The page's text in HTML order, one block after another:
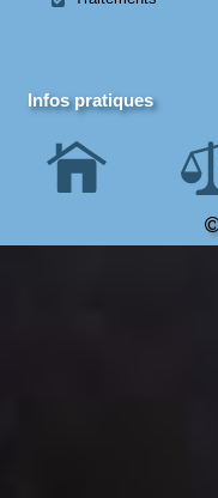
Infos pratiques